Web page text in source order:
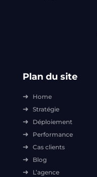
Plan du site
Home
Stratégie
Déploiement
Performance
Cas clients
Blog
L’agence